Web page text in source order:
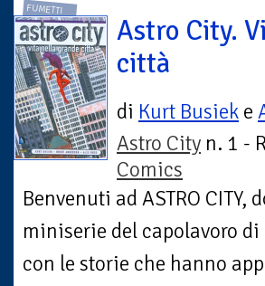
FUMETTI
Astro City.
città
di Kurt Busiek e
Astro City n. 1 -
Comics
Benvenuti ad ASTRO
miniserie del capolavoro
con le storie che hanno